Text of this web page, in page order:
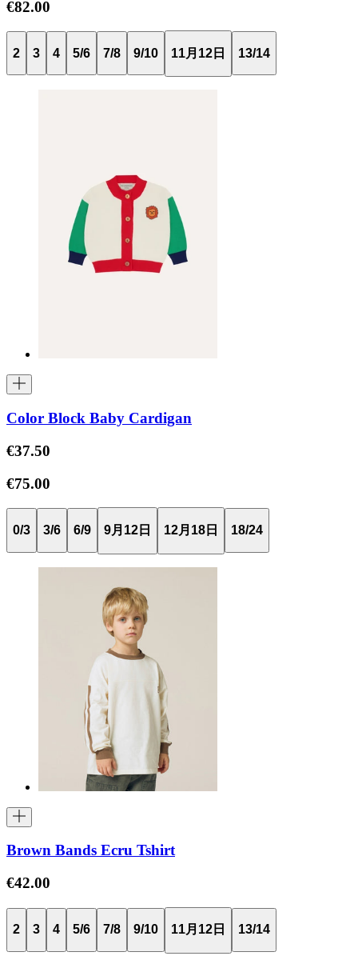
€82.00
2 3 4 5/6 7/8 9/10 11月12日 13/14
Color Block Baby Cardigan
€37.50
€75.00
0/3 3/6 6/9 9月12日 12月18日 18/24
Brown Bands Ecru Tshirt
€42.00
2 3 4 5/6 7/8 9/10 11月12日 13/14